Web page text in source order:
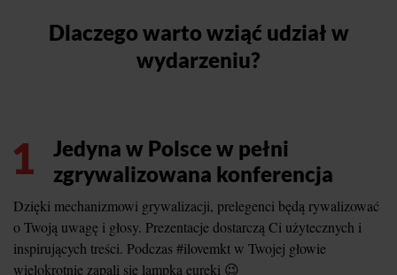
Dlaczego warto wziąć udział w
wydarzeniu?
1
Jedyna w Polsce w pełni
zgrywalizowana konferencja
Dzięki mechanizmowi grywalizacji, prelegenci będą rywalizować
o Twoją uwagę i głosy. Prezentacje dostarczą Ci użytecznych i
inspirujących treści. Podczas #ilovemkt w Twojej głowie
wielokrotnie zapali się lampka eureki 😉